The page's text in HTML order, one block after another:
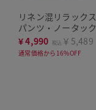
リネン混リラックス
パンツ・ノータック
¥4,990 税込 ￥5,489
通常価格から16%OFF